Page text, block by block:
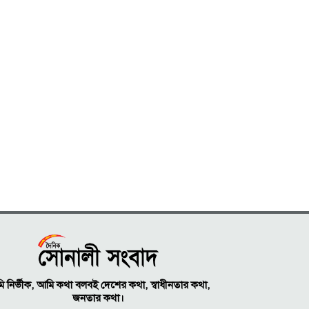
নির্ভীক, আমি কথা বলবই দেশের কথা, স্বাধীনতার কথা,
জনতার কথা।